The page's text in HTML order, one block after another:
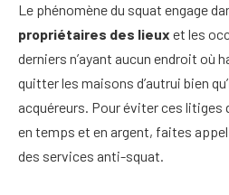
Le phénomène du squat engage
propriétaires des lieux et les
derniers n’ayant aucun endroit où
quitter les maisons d’autrui bien
acquéreurs. Pour éviter ces
en temps et en argent, faites
des services anti-squat.